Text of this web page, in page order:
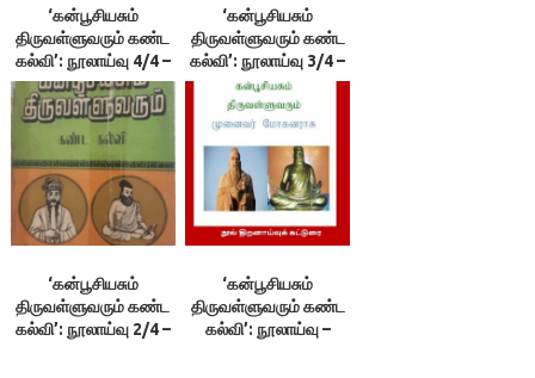
‘கன்பூசியசும்
திருவள்ளுவரும் கண்ட
கல்வி’: நூலாய்வு 4/4 –
வெ.அரங்கராசன்
‘கன்பூசியசும்
திருவள்ளுவரும் கண்ட
கல்வி’: நூலாய்வு 3/4 –
வெ.அரங்கராசன்
‘கன்பூசியசும்
திருவள்ளுவரும் கண்ட
கல்வி’: நூலாய்வு 2/4 –
‘கன்பூசியசும்
திருவள்ளுவரும் கண்ட
கல்வி’: நூலாய்வு –